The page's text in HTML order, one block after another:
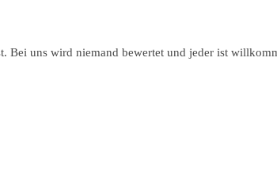
uns wird niemand bewertet und jeder ist